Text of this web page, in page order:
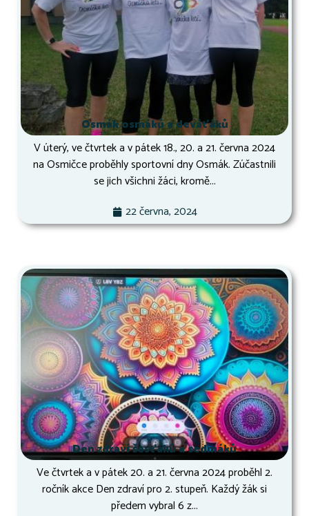
Osmák osmáků a deváťáků
V úterý, ve čtvrtek a v pátek 18., 20. a 21. června 2024
na Osmičce proběhly sportovní dny Osmák. Zúčastnili
se jich všichni žáci, kromě...
22 června, 2024
Den zdraví šesťáků a sedmáků
Ve čtvrtek a v pátek 20. a 21. června 2024 proběhl 2.
ročník akce Den zdraví pro 2. stupeň. Každý žák si
předem vybral 6 z...